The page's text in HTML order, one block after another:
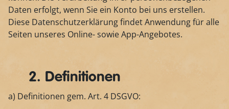
Daten erfolgt, wenn Sie ein Konto bei uns erstellen.
Diese Datenschutzerklärung findet Anwendung für alle
Seiten unseres Online- sowie App-Angebotes.
2. Definitionen
a) Definitionen gem. Art. 4 DSGVO: